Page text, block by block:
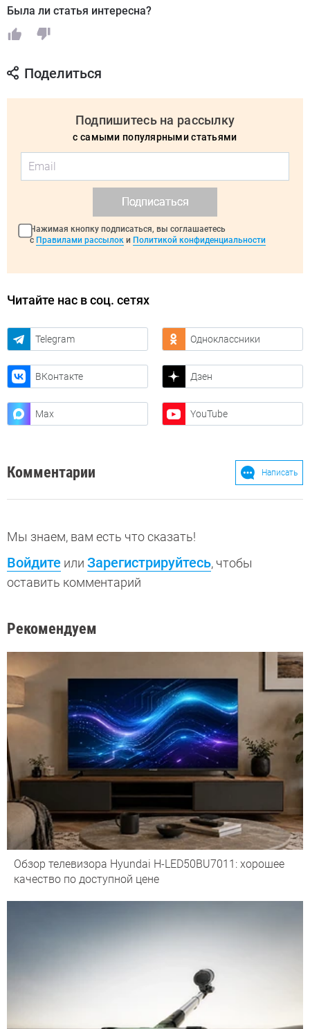
Была ли статья интересна?
Поделиться
Подпишитесь на рассылку
с самыми популярными статьями
Подписаться
Нажимая кнопку подписаться, вы соглашаетесь
с Правилами рассылок и Политикой конфиденциальности
Читайте нас в соц. сетях
Telegram Одноклассники
ВКонтакте Дзен
Max YouTube
Комментарии Написать
Мы знаем, вам есть что сказать!
Войдите или Зарегистрируйтесь, чтобы
оставить комментарий
Рекомендуем
Обзор телевизора Hyundai H-LED50BU7011: хорошее
качество по доступной цене